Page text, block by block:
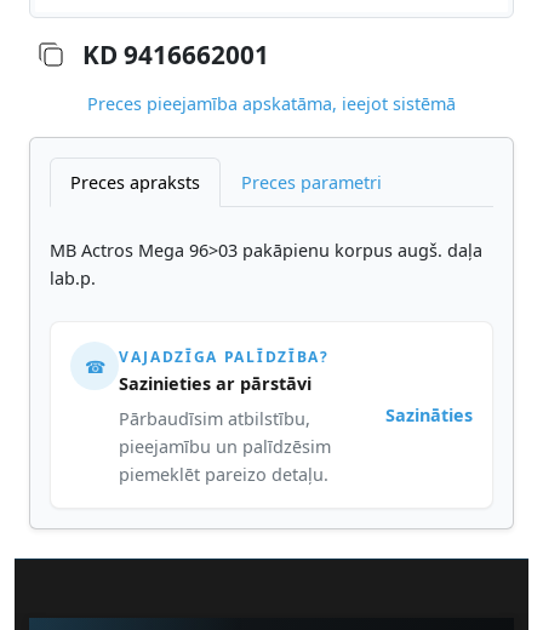
KD 9416662001
Preces pieejamība apskatāma, ieejot sistēmā
Preces apraksts Preces parametri
MB Actros Mega 96>03 pakāpienu korpus augš. daļa
lab.p.
☎ VAJADZĪGA PALĪDZĪBA?
Sazinieties ar pārstāvi
Pārbaudīsim atbilstību,
pieejamību un palīdzēsim
piemeklēt pareizo detaļu.
Sazināties